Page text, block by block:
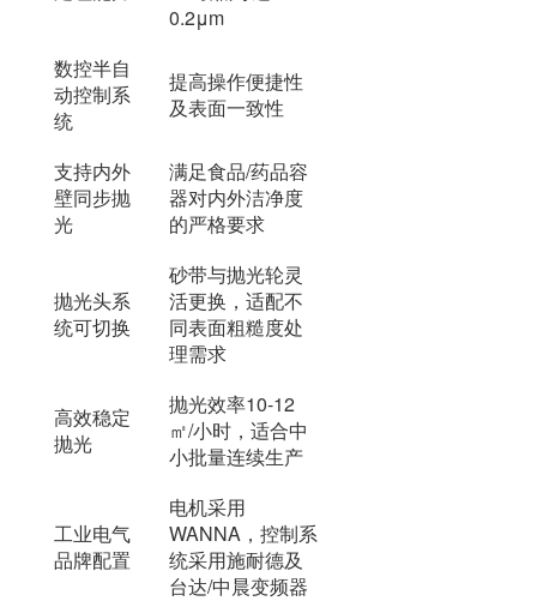
0.2μm
数控半自
动控制系
统
提高操作便捷性
及表面一致性
支持内外
壁同步抛
光
满足食品/药品容
器对内外洁净度
的严格要求
抛光头系
统可切换
砂带与抛光轮灵
活更换，适配不
同表面粗糙度处
理需求
高效稳定
抛光
抛光效率10-12
㎡/小时，适合中
小批量连续生产
工业电气
品牌配置
电机采用
WANNA，控制系
统采用施耐德及
台达/中晨变频器